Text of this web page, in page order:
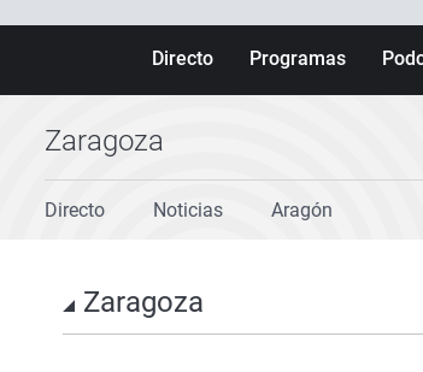
Directo Programas
La brújula
Radioestadio noche
El colegio invisible
El viaje del
Esto no ha
Zaragoza
Directo Noticias Aragón
Zaragoza